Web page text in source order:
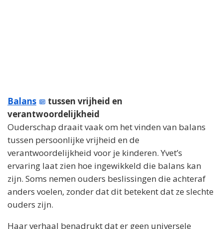
Balans
tussen vrijheid en
verantwoordelijkheid
Ouderschap draait vaak om het vinden van balans
tussen persoonlijke vrijheid en de
verantwoordelijkheid voor je kinderen. Yvet’s
ervaring laat zien hoe ingewikkeld die balans kan
zijn. Soms nemen ouders beslissingen die achteraf
anders voelen, zonder dat dit betekent dat ze slechte
ouders zijn.
Haar verhaal benadrukt dat er geen universele